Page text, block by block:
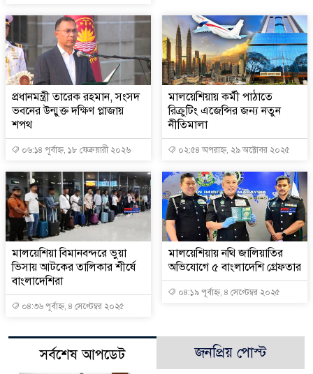
প্রধানমন্ত্রী তারেক রহমান, সংসদ
ভবনের উন্মুক্ত দক্ষিণ প্লাজায়
শপথ
০৬:১৪ পূর্বাহ্ন, ১৮ ফেব্রুয়ারী ২০২৬
মালয়েশিয়ায় কর্মী পাঠাতে
রিক্রুটিং এজেন্সির জন্য নতুন
নীতিমালা
০২:৫৪ অপরাহ্ন, ২৯ অক্টোবর ২০২৫
মালয়েশিয়া বিমানবন্দরে ভুয়া
ভিসায় আটকের তালিকার শীর্ষে
বাংলাদেশিরা
০৪:৩৬ পূর্বাহ্ন, ৪ সেপ্টেম্বর ২০২৫
মালয়েশিয়ায় নথি জালিয়াতির
অভিযোগে ৫ বাংলাদেশি গ্রেফতার
০৪:১৯ পূর্বাহ্ন, ৪ সেপ্টেম্বর ২০২৫
সর্বশেষ আপডেট জনপ্রিয় পোস্ট